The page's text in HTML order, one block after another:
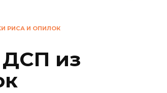
РИСА И ОПИЛОК
из